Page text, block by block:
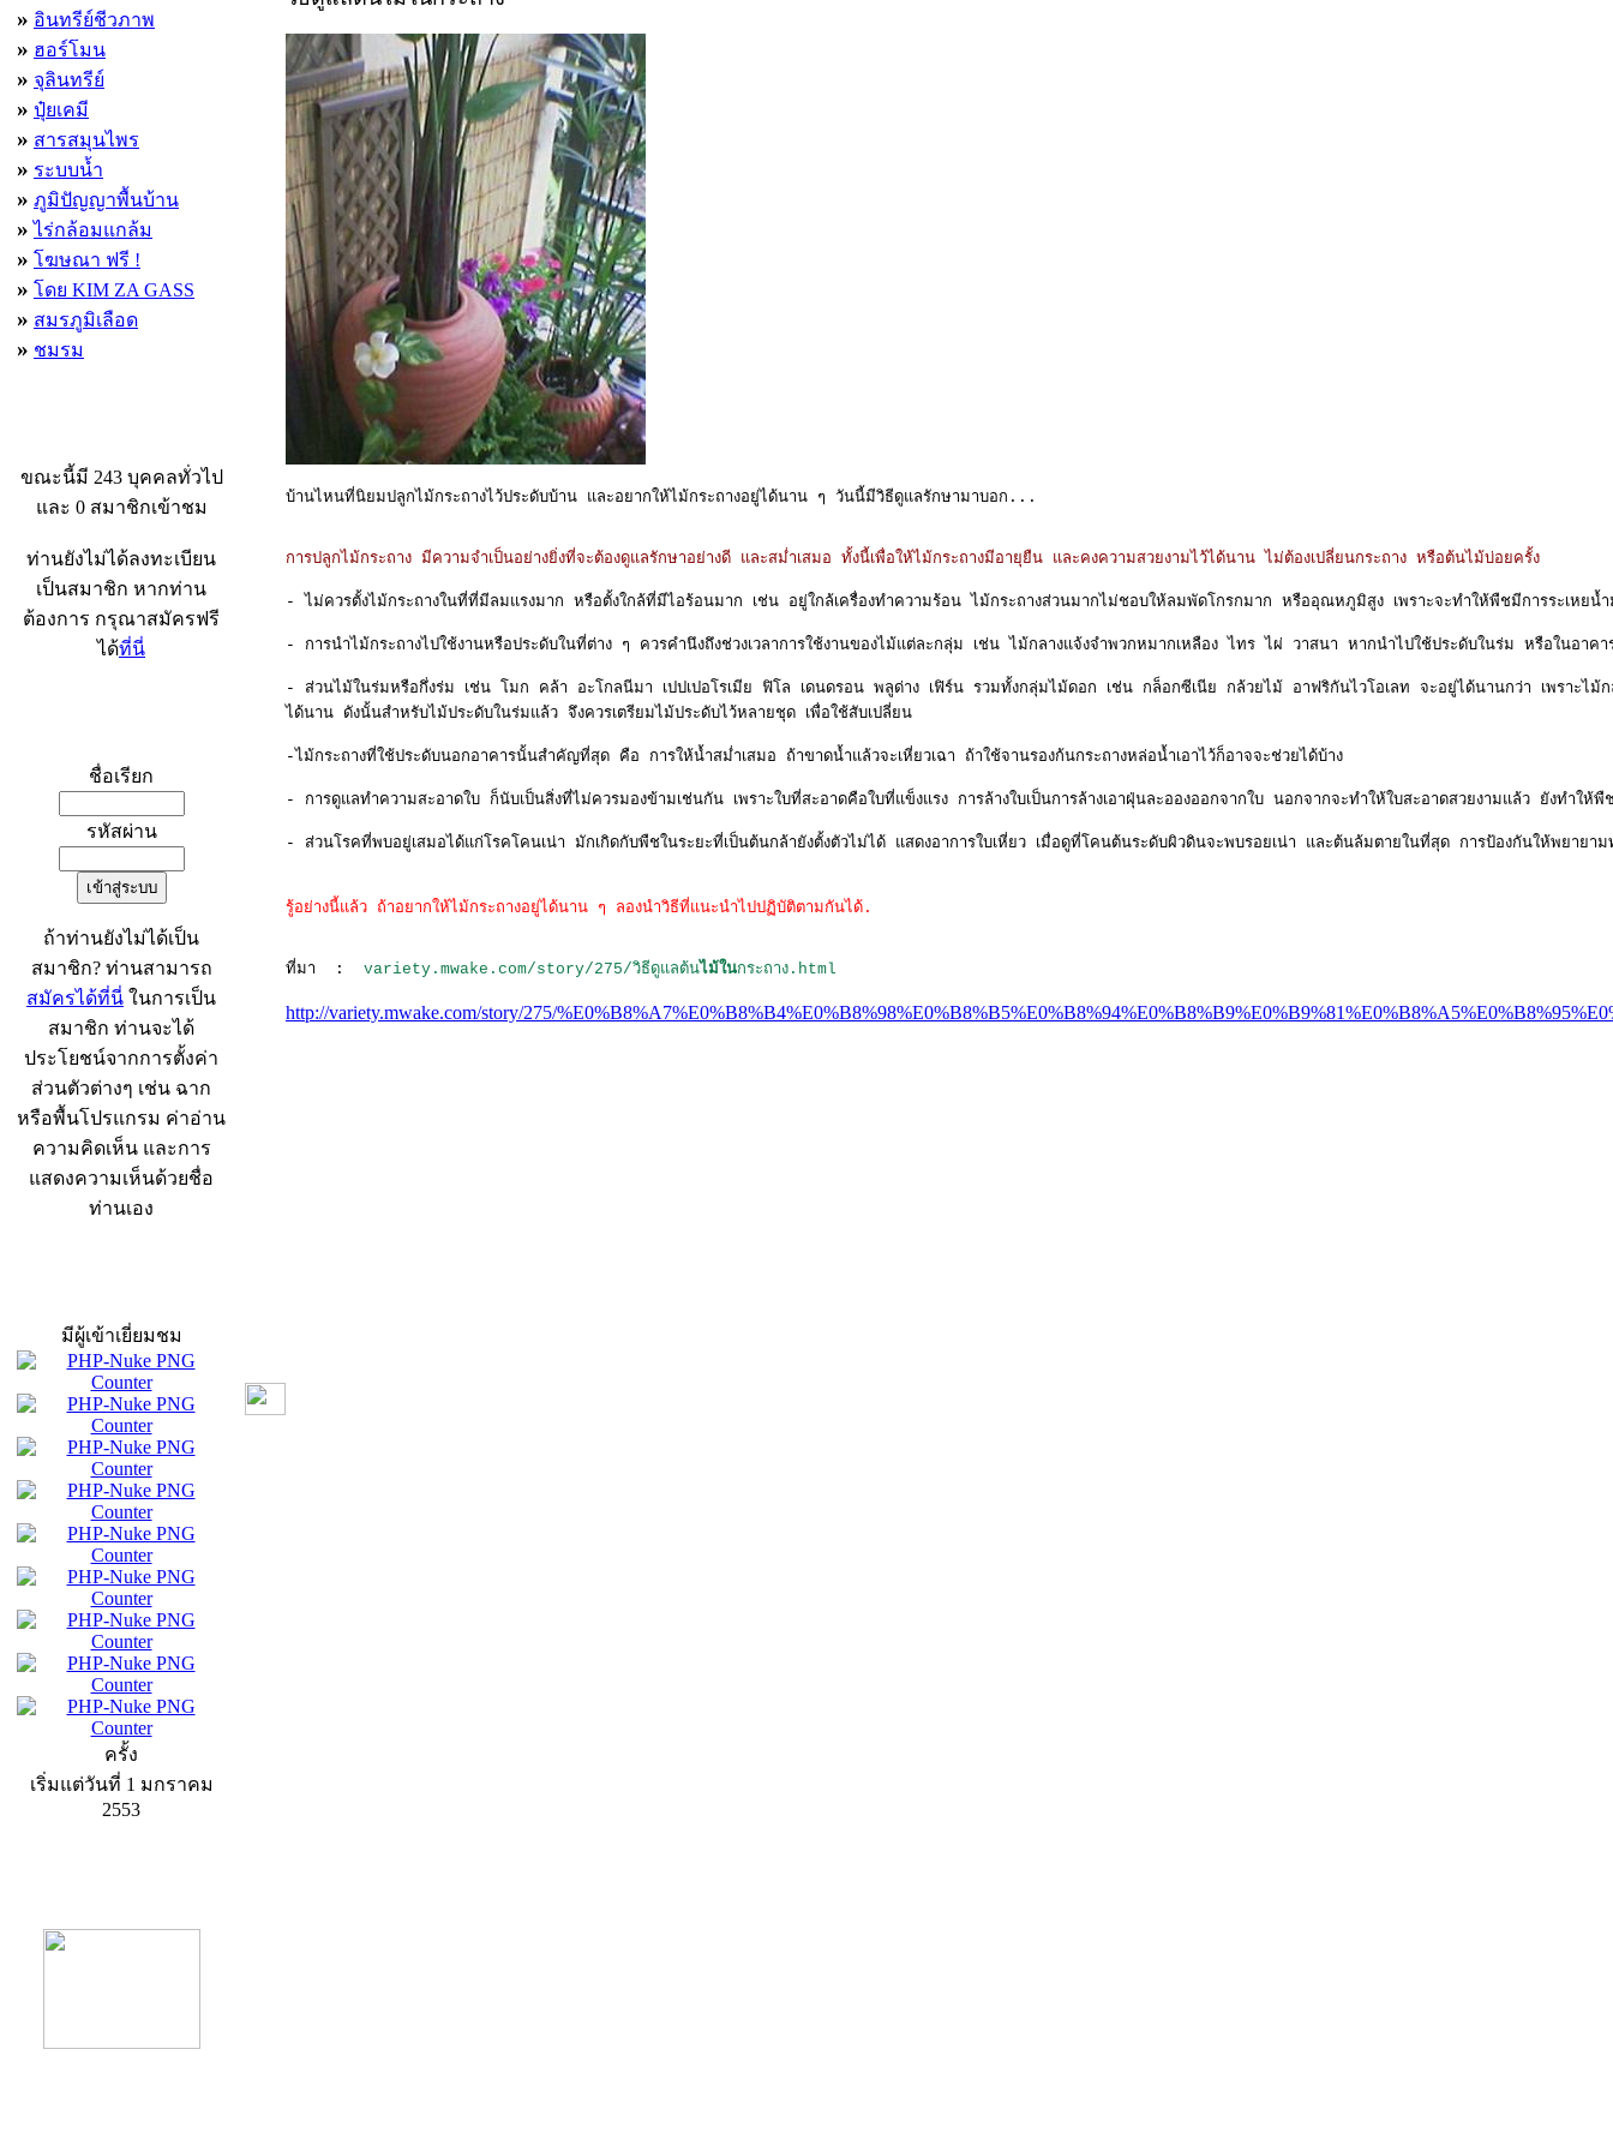
» อินทรีย์ชีวภาพ
» ฮอร์โมน
» จุลินทรีย์
» ปุ๋ยเคมี
» สารสมุนไพร
» ระบบน้ำ
» ภูมิปัญญาพื้นบ้าน
» ไร่กล้อมแกล้ม
» โฆษณา ฟรี !
» โดย KIM ZA GASS
» สมรภูมิเลือด
» ชมรม
ขณะนี้มี 243 บุคคลทั่วไป
และ 0 สมาชิกเข้าชม
ท่านยังไม่ได้ลงทะเบียน
เป็นสมาชิก หากท่าน
ต้องการ กรุณาสมัครฟรี
ได้ที่นี่
ชื่อเรียก
รหัสผ่าน
ถ้าท่านยังไม่ได้เป็น
สมาชิก? ท่านสามารถ
สมัครได้ที่นี่ ในการเป็น
สมาชิก ท่านจะได้
ประโยชน์จากการตั้งค่า
ส่วนตัวต่างๆ เช่น ฉาก
หรือพื้นโปรแกรม ค่าอ่าน
ความคิดเห็น และการ
แสดงความเห็นด้วยชื่อ
ท่านเอง
มีผู้เข้าเยี่ยมชม
ครั้ง
เริ่มแต่วันที่ 1 มกราคม
2553
บ้านไหนที่นิยมปลูกไม้กระถางไว้ประดับบ้าน และอยากให้ไม้กระถางอยู่ได้นาน ๆ วันนี้มีวิธีดูแลรักษามาบอก...
การปลูกไม้กระถาง มีความจำเป็นอย่างยิ่งที่จะต้องดูแลรักษาอย่างดี และสม่ำเสมอ ทั้งนี้เพื่อให้ไม้กระถางมีอายุยืน และคงความสวยงามไว้ได้นาน ไม่ต้องเปลี่ยนกระถาง หรือต้นไม้บ่อยครั้ง
- ไม่ควรตั้งไม้กระถางในที่ที่มีลมแรงมาก หรือตั้งใกล้ที่มีไอร้อนมาก เช่น อยู่ใกล้เครื่องทำความร้อน ไม้กระถางส่วนมากไม่ชอบให้ลมพัดโกรกมาก หรืออุณหภูมิสูง เพราะจะทำให้พืชมีการระเหยน้
- การนำไม้กระถางไปใช้งานหรือประดับในที่ต่าง ๆ ควรคำนึงถึงช่วงเวลาการใช้งานของไม้แต่ละกลุ่ม เช่น ไม้กลางแจ้งจำพวกหมากเหลือง ไทร ไผ่ วาสนา หากนำไปใช้ประดับในร่ม หรือในอ
- ส่วนไม้ในร่มหรือกึ่งร่ม เช่น โมก คล้า อะโกลนีมา เปปเปอโรเมีย ฟิโล เดนดรอน พลูด่าง เฟิร์น รวมทั้งกลุ่มไม้ดอก เช่น กล็อกซีเนีย กล้วยไม้ อาฟริกันไวโอเลท จะอยู่ได้นานกว่า เพราะไม้
ได้นาน ดังนั้นสำหรับไม้ประดับในร่มแล้ว จึงควรเตรียมไม้ประดับไว้หลายชุด เพื่อใช้สับเปลี่ยน
-ไม้กระถางที่ใช้ประดับนอกอาคารนั้นสำคัญที่สุด คือ การให้น้ำสม่ำเสมอ ถ้าขาดน้ำแล้วจะเหี่ยวเฉา ถ้าใช้จานรองก้นกระถางหล่อน้ำเอาไว้ก็อาจจะช่วยได้บ้าง
- การดูแลทำความสะอาดใบ ก็นับเป็นสิ่งที่ไม่ควรมองข้ามเช่นกัน เพราะใบที่สะอาดคือใบที่แข็งแรง การล้างใบเป็นการล้างเอาฝุ่นละอองออกจากใบ นอกจากจะทำให้ใบสะอาดสวยงามแล้ว ยังทำ
- ส่วนโรคที่พบอยู่เสมอได้แก่โรคโคนเน่า มักเกิดกับพืชในระยะที่เป็นต้นกล้ายังตั้งตัวไม่ได้ แสดงอาการใบเหี่ยว เมื่อดูที่โคนต้นระดับผิวดินจะพบรอยเน่า และต้นล้มตายในที่สุด การป้องกันให้พยาย
รู้อย่างนี้แล้ว ถ้าอยากให้ไม้กระถางอยู่ได้นาน ๆ ลองนำวิธีที่แนะนำไปปฏิบัติตามกันได้.
ที่มา : variety.mwake.com/story/275/วิธีดูแลต้นไม้ในกระถาง.html
http://variety.mwake.com/story/275/